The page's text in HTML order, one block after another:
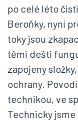
po celé léto
Beroňky, nyní
toky jsou
těmi dešti
zapojeny
ochrany.
technikou, ve
Technicky